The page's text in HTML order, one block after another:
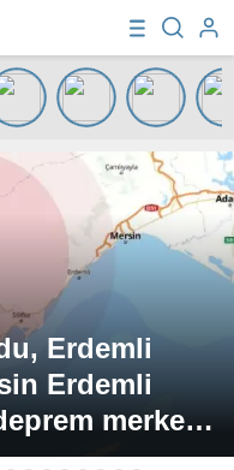
Erdemli
Erdemli
merkezi